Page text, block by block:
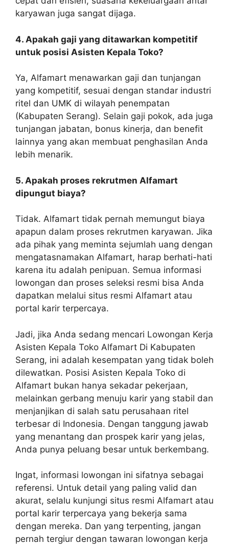
karyawan juga sangat dijaga.
4. Apakah gaji yang ditawarkan kompetitif
untuk posisi Asisten Kepala Toko?
Ya, Alfamart menawarkan gaji dan tunjangan
yang kompetitif, sesuai dengan standar industri
ritel dan UMK di wilayah penempatan
(Kabupaten Serang). Selain gaji pokok, ada juga
tunjangan jabatan, bonus kinerja, dan benefit
lainnya yang akan membuat penghasilan Anda
lebih menarik.
5. Apakah proses rekrutmen Alfamart
dipungut biaya?
Tidak. Alfamart tidak pernah memungut biaya
apapun dalam proses rekrutmen karyawan. Jika
ada pihak yang meminta sejumlah uang dengan
mengatasnamakan Alfamart, harap berhati-hati
karena itu adalah penipuan. Semua informasi
lowongan dan proses seleksi resmi bisa Anda
dapatkan melalui situs resmi Alfamart atau
portal karir terpercaya.
Jadi, jika Anda sedang mencari Lowongan Kerja
Asisten Kepala Toko Alfamart Di Kabupaten
Serang, ini adalah kesempatan yang tidak boleh
dilewatkan. Posisi Asisten Kepala Toko di
Alfamart bukan hanya sekadar pekerjaan,
melainkan gerbang menuju karir yang stabil dan
menjanjikan di salah satu perusahaan ritel
terbesar di Indonesia. Dengan tanggung jawab
yang menantang dan prospek karir yang jelas,
Anda punya peluang besar untuk berkembang.
Ingat, informasi lowongan ini sifatnya sebagai
referensi. Untuk detail yang paling valid dan
akurat, selalu kunjungi situs resmi Alfamart atau
portal karir terpercaya yang bekerja sama
dengan mereka. Dan yang terpenting, jangan
pernah tergiur dengan tawaran lowongan kerja